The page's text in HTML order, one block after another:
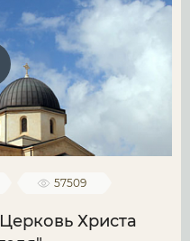
57509
Христа